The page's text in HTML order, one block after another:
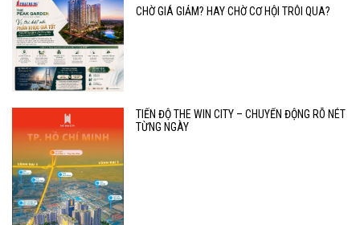
CHỜ GIÁ GIẢM? HAY CHỜ CƠ HỘI TRÔI QUA?
TIẾN ĐỘ THE WIN CITY – CHUYỂN ĐỘNG RÕ NÉT
TỪNG NGÀY